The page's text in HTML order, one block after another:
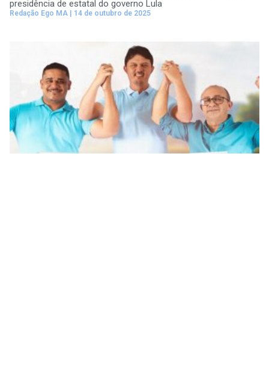
presidência de estatal do governo Lula
Redação Ego MA 14 de outubro de 2025